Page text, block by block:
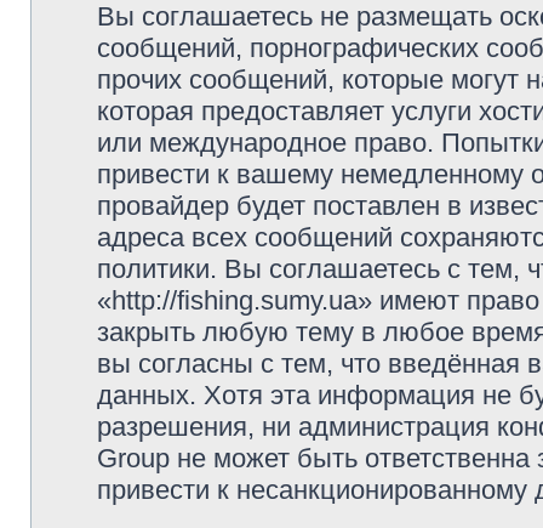
Вы соглашаетесь не размещать
сообщений, порнографических
прочих сообщений, которые могут
которая предоставляет услуги
или международное право.
привести к вашему немедленному
провайдер будет поставлен в
адреса всех сообщений
политики. Вы соглашаетесь с тем,
«http://fishing.sumy.ua» имеют
закрыть любую тему в любое
вы согласны с тем, что введённая
данных. Хотя эта информация не
разрешения, ни администрация
Group не может быть ответственна
привести к несанкционированному